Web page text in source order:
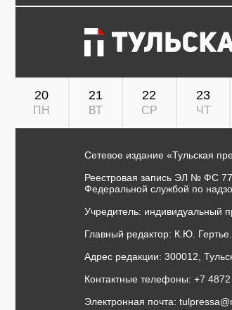
20
ПН
21
ВТ
22
СР
23
ЧТ
Сетевое издание «Тульская
Реестровая запись ЭЛ № ФС
Федеральной службой по
Учредитель: индивидуальный
Главный редактор: К.Ю. Гертье.
Адрес редакции: 300012,
Контактные телефоны: +7
Электронная почта: